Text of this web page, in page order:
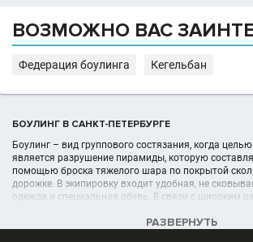
ВОЗМОЖНО ВАС
Федерация боулинга Кегельбан
БОУЛИНГ В САНКТ-ПЕТЕРБУРГЕ
Боулинг – вид группового состязания, когда
является разрушение пирамиды, которую
помощью броска тяжелого шара по покрытой
дорожке. В экипировку входит удобная, не
одежда и специальная обувь. В связи с широким
РАЗВЕРНУТЬ